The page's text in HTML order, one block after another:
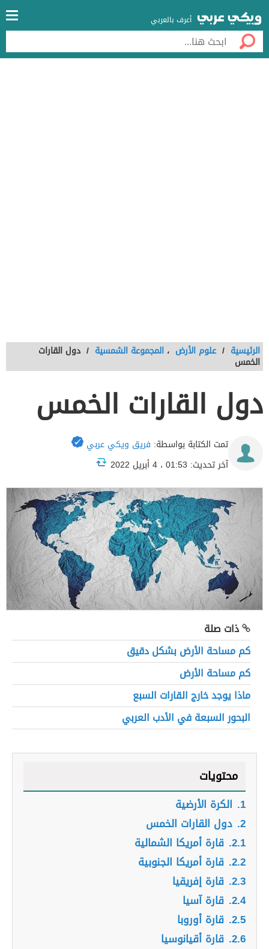
أعرف بالعربي
الرئيسية / علوم الأرض ، المجموعة الشمسية / دول القارات
الخمس
دول القارات الخمس
تمت الكتابة بواسطة: فريق ويكي عربي
آخر تحديث: 01:53 ، 4 أبريل 2022
ذات صلة
كم مساحة الأرض بشكل دقيق
كم مساحة الأرض
ماذا يوجد خارج القارات السبع
البحور السبعة في الأدب العربي
محتويات
1. الكرة الأرضية
2. دول القارات الخمس
2.1. قارة أمريكا الشمالية
2.2. قارة أمريكا الجنوبية
2.3. قارة إفريقيا
2.4. قارة آسيا
2.5. قارة أوروبا
2.6. قارة أقيانوسيا